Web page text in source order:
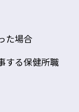
た場合
する保健所職